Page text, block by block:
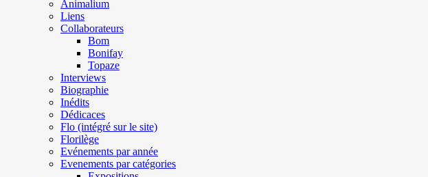
Animalium
Liens
Collaborateurs
Bom
Bonifay
Topaze
Interviews
Biographie
Inédits
Dédicaces
Flo (intégré sur le site)
Florilège
Evénements par année
Evenements par catégories